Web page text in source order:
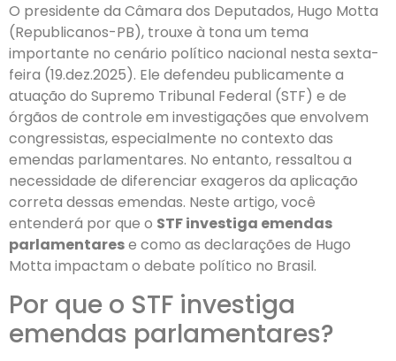
O presidente da Câmara dos Deputados, Hugo Motta
(Republicanos-PB), trouxe à tona um tema
importante no cenário político nacional nesta sexta-
feira (19.dez.2025). Ele defendeu publicamente a
atuação do Supremo Tribunal Federal (STF) e de
órgãos de controle em investigações que envolvem
congressistas, especialmente no contexto das
emendas parlamentares. No entanto, ressaltou a
necessidade de diferenciar exageros da aplicação
correta dessas emendas. Neste artigo, você
entenderá por que o STF investiga emendas
parlamentarese como as declarações de Hugo
Motta impactam o debate político no Brasil.
Por que o STF investiga
emendas parlamentares?